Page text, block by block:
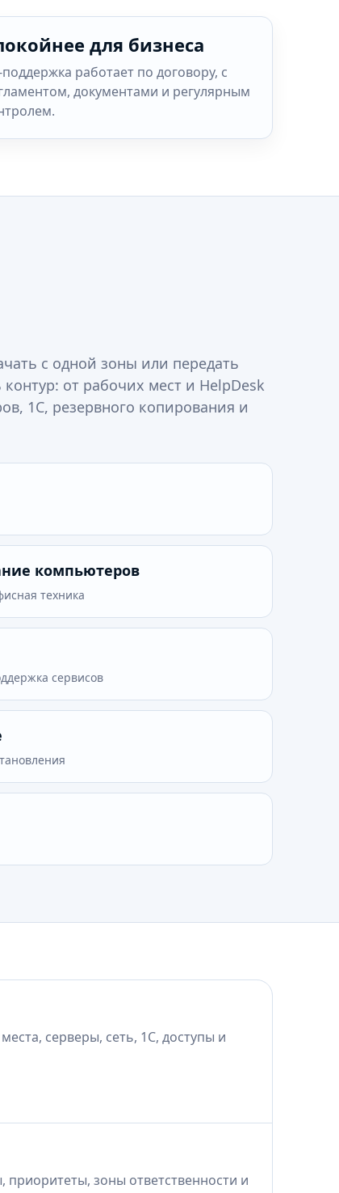
для бизнеса
работает по договору, с
документами и регулярным
с одной зоны или передать
контур: от рабочих мест и HelpDesk
1С, резервного копирования и
компьютеров
техника
сервисов
серверы, сеть, 1С, доступы и
приоритеты, зоны ответственности и